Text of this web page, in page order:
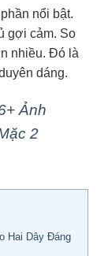
nổi bật.
gợi cảm. So
nhiều. Đó là
dáng.
Ảnh
2
Hai Dây Đáng